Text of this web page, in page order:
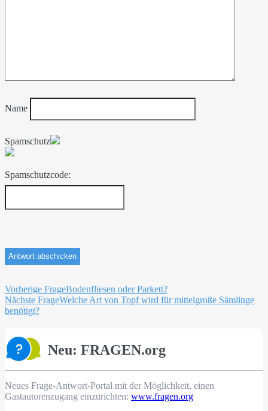
Name
Spamschutz
Spamschutzcode:
Beitragsnavigation
Vorherige FrageBodenfliesen oder Parkett?
Nächste FrageWelche Art von Topf wird für mittelgroße Sämlinge
benötigt?
Neu: FRAGEN.org
Neues Frage-Antwort-Portal mit der Möglichkeit, einen
Gastautorenzugang einzurichten: www.fragen.org